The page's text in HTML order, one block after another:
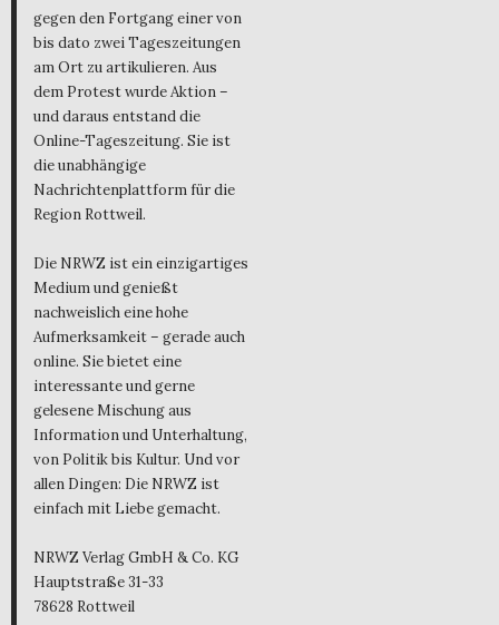
gegen den Fortgang einer von
bis dato zwei Tageszeitungen
am Ort zu artikulieren. Aus
dem Protest wurde Aktion –
und daraus entstand die
Online-Tageszeitung. Sie ist
die unabhängige
Nachrichtenplattform für die
Region Rottweil.
Die NRWZ ist ein einzigartiges
Medium und genießt
nachweislich eine hohe
Aufmerksamkeit – gerade auch
online. Sie bietet eine
interessante und gerne
gelesene Mischung aus
Information und Unterhaltung,
von Politik bis Kultur. Und vor
allen Dingen: Die NRWZ ist
einfach mit Liebe gemacht.
NRWZ Verlag GmbH & Co. KG
Hauptstraße 31-33
78628 Rottweil